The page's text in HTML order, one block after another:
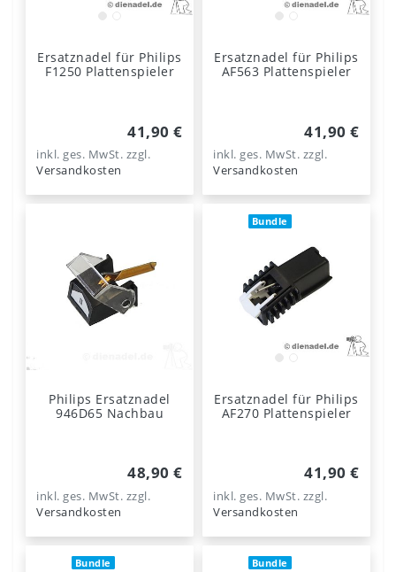
Ersatznadel für Philips
F1250 Plattenspieler
41,90 €
inkl. ges. MwSt. zzgl.
Versandkosten
Ersatznadel für Philips
AF563 Plattenspieler
41,90 €
inkl. ges. MwSt. zzgl.
Versandkosten
Philips Ersatznadel
946D65 Nachbau
48,90 €
inkl. ges. MwSt. zzgl.
Versandkosten
Bundle
Ersatznadel für Philips
AF270 Plattenspieler
41,90 €
inkl. ges. MwSt. zzgl.
Versandkosten
Bundle Bundle